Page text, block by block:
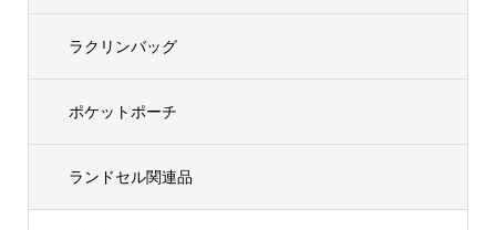
ラクリンバッグ
ポケットポーチ
ランドセル関連品